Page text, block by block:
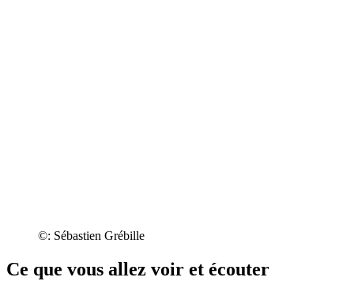
©: Sébastien Grébille
Ce que vous allez voir et écouter